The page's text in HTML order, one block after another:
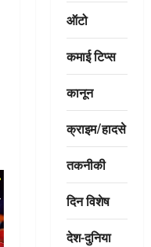
ऑटो
कमाई टिप्स
कानून
क्राइम/हादसे
तकनीकी
दिन विशेष
देश-दुनिया